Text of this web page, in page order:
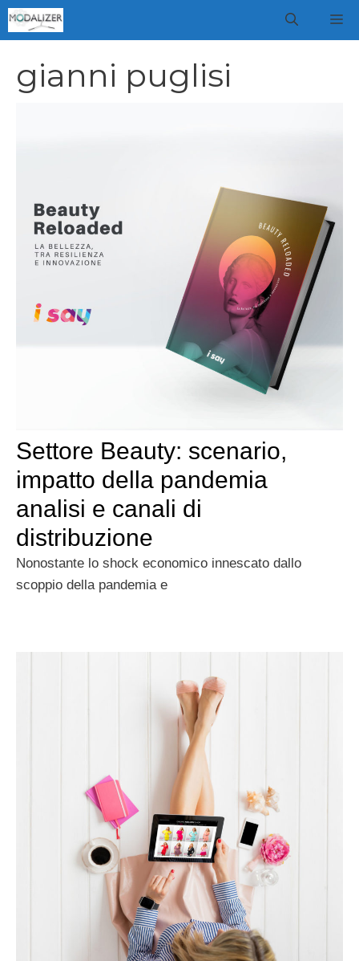
Vai
al
gianni puglisi
Settore Beauty: scenario,
impatto della pandemia
analisi e canali di
distribuzione
Nonostante lo shock economico innescato dallo
scoppio della pandemia e